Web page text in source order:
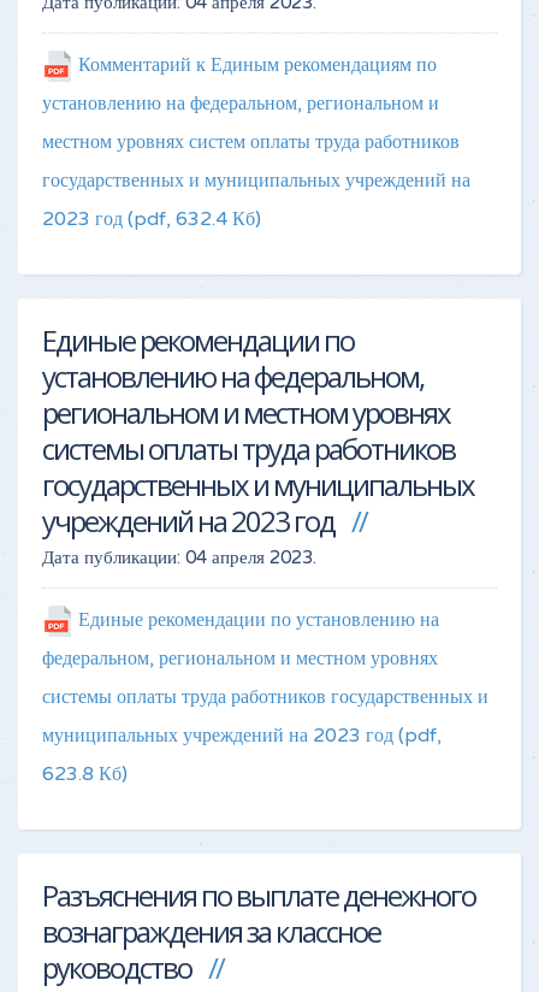
Комментарий к Единым рекомендациям по
установлению на федеральном, региональном и
местном уровнях систем оплаты труда работников
государственных и муниципальных учреждений на
2023 год (pdf, 632.4 Кб)
Единые рекомендации по
установлению на федеральном,
региональном и местном уровнях
системы оплаты труда работников
государственных и муниципальных
учреждений на 2023 год
Дата публикации: 04 апреля 2023.
Единые рекомендации по установлению на
федеральном, региональном и местном уровнях
системы оплаты труда работников государственных и
муниципальных учреждений на 2023 год (pdf,
623.8 Кб)
Разъяснения по выплате денежного
вознаграждения за классное
руководство